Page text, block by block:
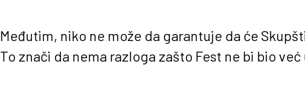
Međutim, niko ne može da garantuje da će
To znači da nema razloga zašto Fest ne bi bio